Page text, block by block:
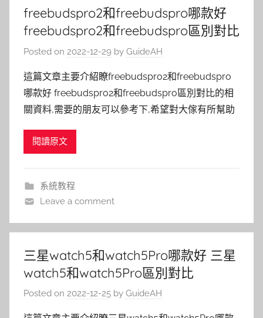
freebudspro2和freebudspro哪款好
freebudspro2和freebudspro區別對比
Posted on 2022-12-29 by GuideAH
這篇文章主要介紹瞭freebudspro2和freebudspro
哪款好 freebudspro2和freebudspro區別對比的相
關資料,需要的朋友可以參考下,希望對大傢有所幫助
閱讀原文
系統教程
Leave a comment
三星watch5和watch5Pro哪款好 三星
watch5和watch5Pro區別對比
Posted on 2022-12-25 by GuideAH